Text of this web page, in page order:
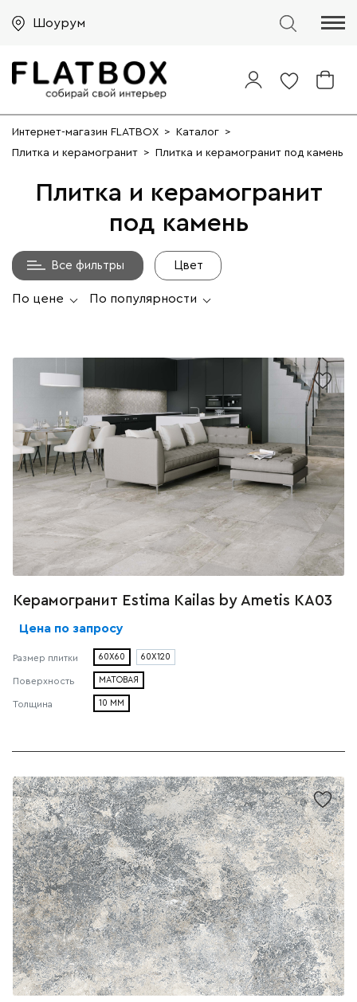
Шоурум
Интернет-магазин FLATBOX > Каталог >
Плитка и керамогранит > Плитка и керамогранит под камень
Плитка и керамогранит
под камень
Все фильтры Цвет
По цене По популярности
Керамогранит Estima Kailas by Ametis КА03
Цена по запросу
Размер плитки 60X60 60X120
Поверхность МАТОВАЯ
Толщина 10 ММ